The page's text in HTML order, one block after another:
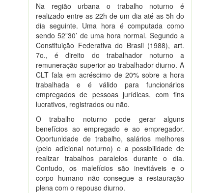
Na região urbana o trabalho noturno é
realizado entre as 22h de um dia até as 5h do
dia seguinte. Uma hora é computada como
sendo 52”30’ de uma hora normal. Segundo a
Constituição Federativa do Brasil (1988), art.
7o., é direito do trabalhador noturno a
remuneração superior ao trabalhador diurno. A
CLT fala em acréscimo de 20% sobre a hora
trabalhada e é válido para funcionários
empregados de pessoas jurídicas, com fins
lucrativos, registrados ou não.
O trabalho noturno pode gerar alguns
benefícios ao empregado e ao empregador.
Oportunidade de trabalho, salários melhores
(pelo adicional noturno) e a possibilidade de
realizar trabalhos paralelos durante o dia.
Contudo, os malefícios são inevitáveis e o
corpo humano não consegue a restauração
plena com o repouso diurno.